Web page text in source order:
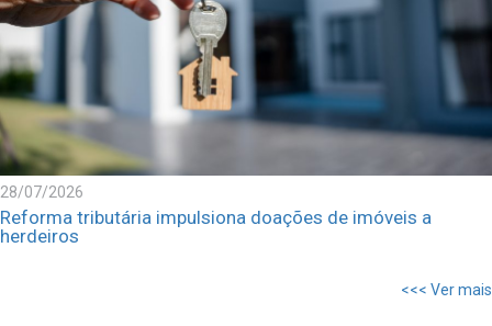
28/07/2026
Reforma tributária impulsiona doações de imóveis a
herdeiros
<<< Ver mais